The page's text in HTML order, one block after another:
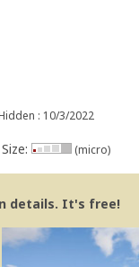
: 10/3/2022
Size: (micro)
details. It's free!